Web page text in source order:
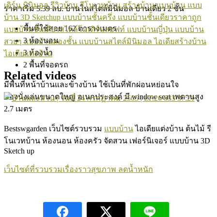
ราคาเริ่ม 5.39 ลบ. บ้านในสไตล์มินิมอล บ้านเดี่ยว 2 ชั้น
พื้นที่ใช้สอย 162 ตารางเมตร
3 ห้องนอน
3 ห้องน้ำ
2 พื้นที่จอดรถ
มีพื้นที่หน้าบ้านและข้างบ้าน ใช้เป็นที่พักผ่อนหย่อนใจ
ห้องนั่งเล่นขนาดใหญ่ อเนกประสงค์ มี window seat เพดานสูง
2.7 เมตร
Bestswgarden เว็บไซต์รวบรวม แบบบ้านไอเดียแต่งบ้าน ต้นไม้ รี
โนเวทบ้าน ห้องนอน ห้องครัว จัดสวน เฟอร์นิเจอร์ แบบบ้าน 3D
Sketch up
เว็บไซด์ที่รวบรวมเรื่องราวสุขภาพ ลดน้ำหนัก
เดิร์นมินิมอลรีวิวบ้านรีโนเวทบ้านสร้างบ้านแบบบ้าน แบบ
บ้าน 3D Sketchup แบบบ้านชั้นครึ่ง แบบบ้านชั้นเดียวราคาถูก
แบบบ้านชั้นเดียวสไตล์โมเดิร์นลอฟท์ แบบบ้านญี่ปุ่น แบบบ้าน
สวยๆ แบบบ้านสองชั้น แบบบ้านสไตล์มินิมอล ไอเดียสร้างบ้าน
ไอเดียแต่งบ้าน
Related videos
633 37:21